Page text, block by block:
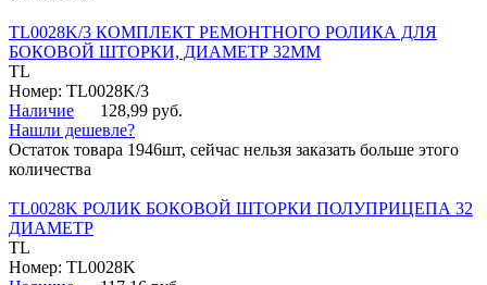
TL0028K/3 КОМПЛЕКТ РЕМОНТНОГО РОЛИКА ДЛЯ
БОКОВОЙ ШТОРКИ, ДИАМЕТР 32ММ
TL
Номер: TL0028K/3
Наличие
128,99 руб.
Нашли дешевле?
Остаток товара 1946шт, сейчас нельзя заказать больше этого
количества
TL0028K РОЛИК БОКОВОЙ ШТОРКИ ПОЛУПРИЦЕПА 32
ДИАМЕТР
TL
Номер: TL0028K